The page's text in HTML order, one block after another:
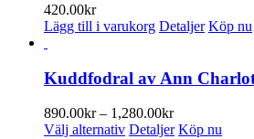
De
olika
kan
väljas
produktsidan
420.00kr
Lägg till i varukorg Detaljer Köp nu
Kuddfodral av Ann
890.00kr – 1,280.00krPrisintervall:
890.00kr
Välj alternativ Den
Detaljer Köp nu